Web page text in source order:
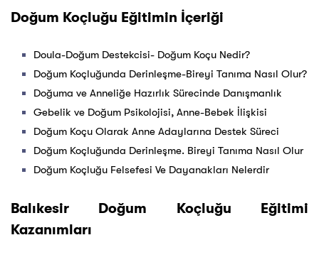
Doğum Koçluğu Eğitimin İçeriği
Doula-Doğum Destekcisi- Doğum Koçu Nedir?
Doğum Koçluğunda Derinleşme-Bireyi Tanıma Nasıl Olur?
Doğuma ve Anneliğe Hazırlık Sürecinde Danışmanlık
Gebelik ve Doğum Psikolojisi, Anne-Bebek İlişkisi
Doğum Koçu Olarak Anne Adaylarına Destek Süreci
Doğum Koçluğunda Derinleşme. Bireyi Tanıma Nasıl Olur
Doğum Koçluğu Felsefesi Ve Dayanakları Nelerdir
Balıkesir Doğum Koçluğu Eğitimi
Kazanımları